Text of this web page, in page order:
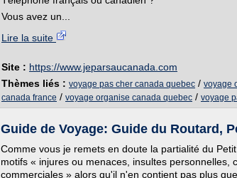
Vous avez un...
Lire la suite
Site : https://www.jeparsaucanada.com
Thèmes liés : voyage pas cher canada quebec / voyage
canada france / voyage organise canada quebec / voyage
Guide de Voyage: Guide du Routard,
Comme vous je remets en doute la partialité du
motifs « injures ou menaces, insultes personnelles,
commerciales » alors qu'il n'en contient pas plus